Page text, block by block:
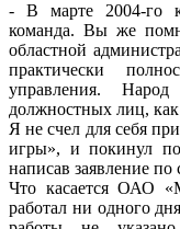
- В марте 2004-го к
команда. Вы же
областной
практически
управления.
должностных лиц,
Я не счел для себя
игры», и покинул
написав заявление
Что касается ОАО
работал ни одного